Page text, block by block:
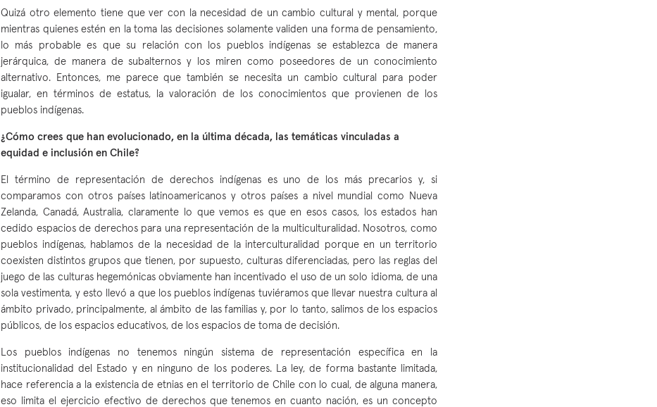
Quizá otro elemento tiene que ver con la necesidad de un cambio cultural y mental, porque
mientras quienes estén en la toma las decisiones solamente validen una forma de pensamiento,
lo más probable es que su relación con los pueblos indígenas se establezca de manera
jerárquica, de manera de subalternos y los miren como poseedores de un conocimiento
alternativo. Entonces, me parece que también se necesita un cambio cultural para poder
igualar, en términos de estatus, la valoración de los conocimientos que provienen de los
pueblos indígenas.
¿Cómo crees que han evolucionado, en la última década, las temáticas vinculadas a
equidad e inclusión en Chile?
El término de representación de derechos indígenas es uno de los más precarios y, si
comparamos con otros países latinoamericanos y otros países a nivel mundial como Nueva
Zelanda, Canadá, Australia, claramente lo que vemos es que en esos casos, los estados han
cedido espacios de derechos para una representación de la multiculturalidad. Nosotros, como
pueblos indígenas, hablamos de la necesidad de la interculturalidad porque en un territorio
coexisten distintos grupos que tienen, por supuesto, culturas diferenciadas, pero las reglas del
juego de las culturas hegemónicas obviamente han incentivado el uso de un solo idioma, de una
sola vestimenta, y esto llevó a que los pueblos indígenas tuviéramos que llevar nuestra cultura al
ámbito privado, principalmente, al ámbito de las familias y, por lo tanto, salimos de los espacios
públicos, de los espacios educativos, de los espacios de toma de decisión.
Los pueblos indígenas no tenemos ningún sistema de representación específica en la
institucionalidad del Estado y en ninguno de los poderes. La ley, de forma bastante limitada,
hace referencia a la existencia de etnias en el territorio de Chile con lo cual, de alguna manera,
eso limita el ejercicio efectivo de derechos que tenemos en cuanto nación, es un concepto